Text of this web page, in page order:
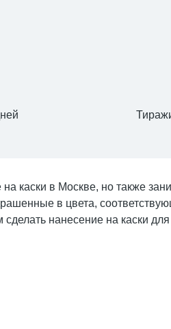
каски в Москве, но также
в цвета,
нанесение на каски